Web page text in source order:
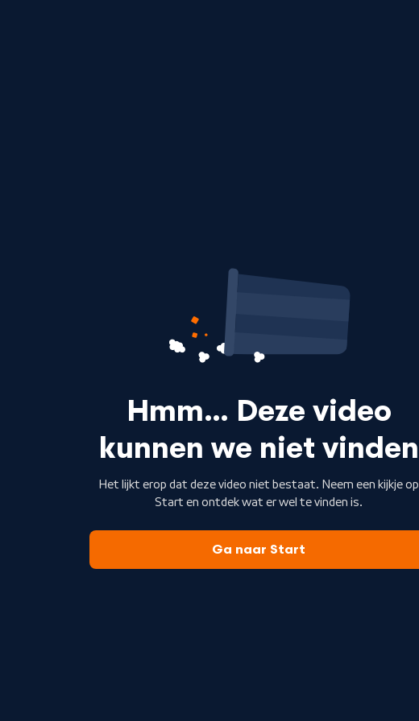
Hmm… Deze video
kunnen we niet vinden
Het lijkt erop dat deze video niet bestaat. Neem een kijkje op
Start en ontdek wat er wel te vinden is.
Ga naar Start